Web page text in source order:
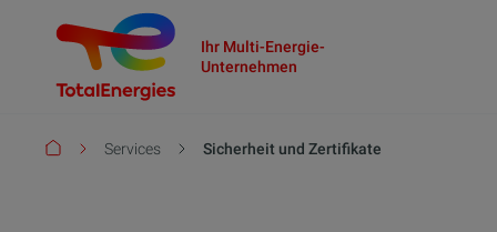
Ihr Multi-Energie-
Unternehmen
Pfadnavigation
Services Sicherheit und Zertifikate